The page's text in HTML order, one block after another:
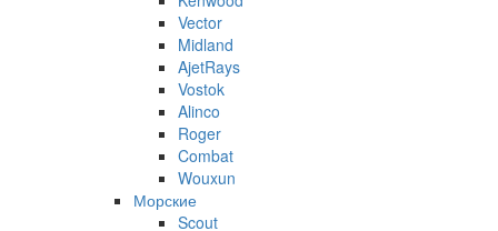
Vector
Midland
AjetRays
Vostok
Alinco
Roger
Combat
Wouxun
Морские
Scout